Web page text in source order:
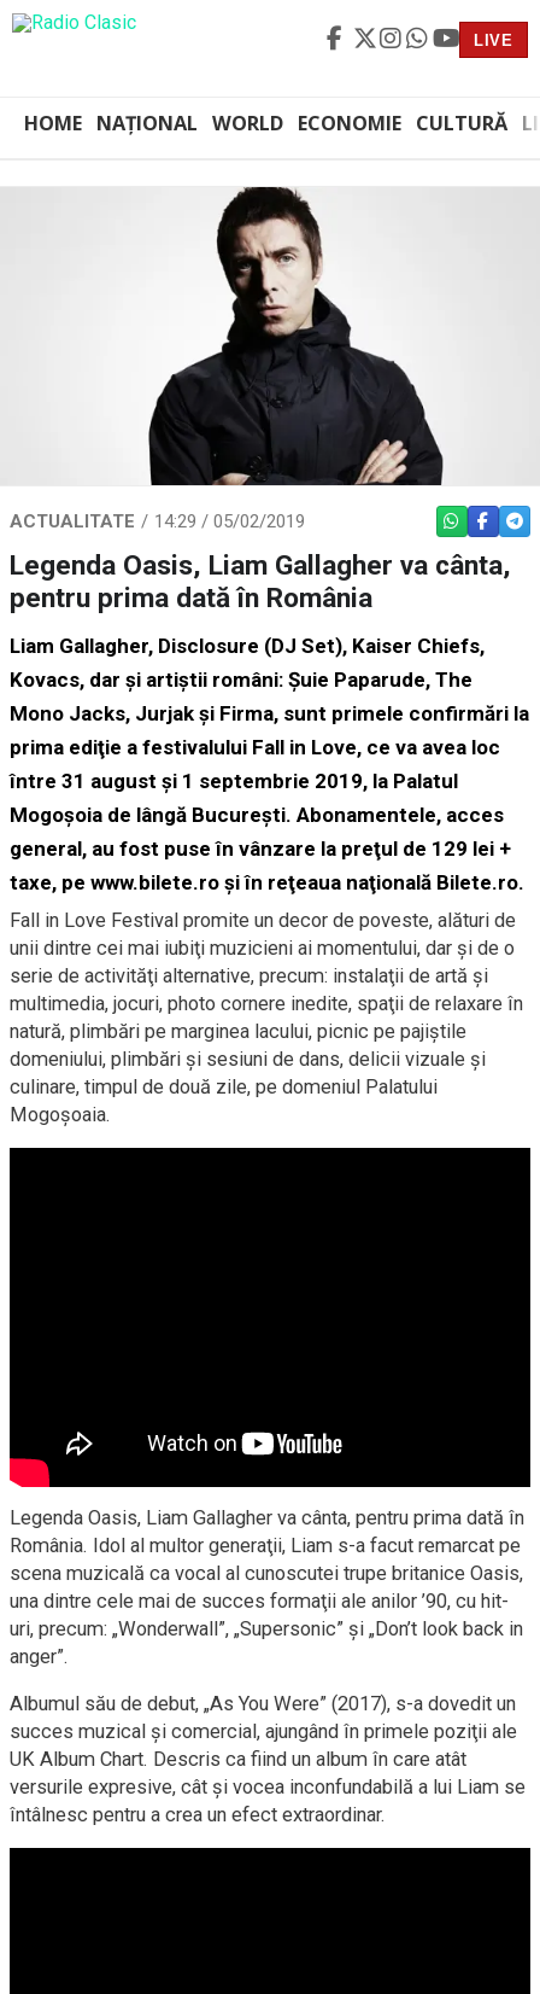
LIVE
HOME NAȚIONAL WORLD ECONOMIE CULTURĂ
ACTUALITATE 14:29 / 05/02/2019 WHATSAPP
Legenda Oasis, Liam Gallagher va cânta,
pentru prima dată în România
Liam Gallagher, Disclosure (DJ Set), Kaiser Chiefs,
Kovacs, dar şi artiştii români: Şuie Paparude, The
Mono Jacks, Jurjak şi Firma, sunt primele confirmări la
prima ediţie a festivalului Fall in Love, ce va avea loc
între 31 august şi 1 septembrie 2019, la Palatul
Mogoşoia de lângă Bucureşti. Abonamentele, acces
general, au fost puse în vânzare la preţul de 129 lei +
taxe, pe www.bilete.ro şi în reţeaua naţională Bilete.ro.
Fall in Love Festival promite un decor de poveste, alături de
unii dintre cei mai iubiţi muzicieni ai momentului, dar şi de o
serie de activităţi alternative, precum: instalaţii de artă şi
multimedia, jocuri, photo cornere inedite, spaţii de relaxare în
natură, plimbări pe marginea lacului, picnic pe pajiştile
domeniului, plimbări şi sesiuni de dans, delicii vizuale şi
culinare, timpul de două zile, pe domeniul Palatului
Mogoşoaia.
Legenda Oasis, Liam Gallagher va cânta, pentru prima dată în
România. Idol al multor generaţii, Liam s-a facut remarcat pe
scena muzicală ca vocal al cunoscutei trupe britanice Oasis,
una dintre cele mai de succes formaţii ale anilor ’90, cu hit-
uri, precum: „Wonderwall”, „Supersonic” şi „Don’t look back in
anger”.
Albumul său de debut, „As You Were” (2017), s-a dovedit un
succes muzical şi comercial, ajungând în primele poziţii ale
UK Album Chart. Descris ca fiind un album în care atât
versurile expresive, cât şi vocea inconfundabilă a lui Liam se
întâlnesc pentru a crea un efect extraordinar.